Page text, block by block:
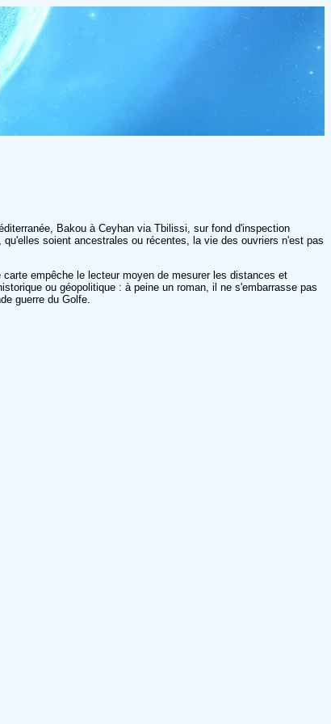
Bakou à Ceyhan via Tbilissi, sur fond d'inspection
soient ancestrales ou récentes, la vie des ouvriers n'est pas
empêche le lecteur moyen de mesurer les distances et
ou géopolitique : à peine un roman, il ne s'embarrasse pas
guerre du Golfe.